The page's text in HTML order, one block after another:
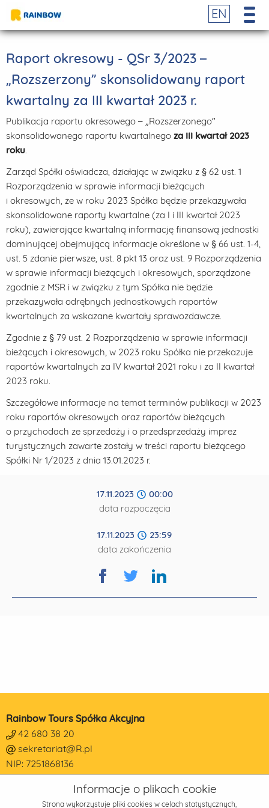
EN
Raport okresowy - QSr 3/2023 –
„Rozszerzony” skonsolidowany raport
kwartalny za III kwartał 2023 r.
Publikacja raportu okresowego – „Rozszerzonego”
skonsolidowanego raportu kwartalnego za III kwartał 2023
roku.
Zarząd Spółki oświadcza, działając w związku z § 62 ust. 1
Rozporządzenia w sprawie informacji bieżących
i okresowych, że w roku 2023 Spółka będzie przekazywała
skonsolidowane raporty kwartalne (za I i III kwartał 2023
roku), zawierające kwartalną informację finansową jednostki
dominującej obejmującą informacje określone w § 66 ust. 1-4,
ust. 5 zdanie pierwsze, ust. 8 pkt 13 oraz ust. 9 Rozporządzenia
w sprawie informacji bieżących i okresowych, sporządzone
zgodnie z MSR i w związku z tym Spółka nie będzie
przekazywała odrębnych jednostkowych raportów
kwartalnych za wskazane kwartały sprawozdawcze.
Zgodnie z § 79 ust. 2 Rozporządzenia w sprawie informacji
bieżących i okresowych, w 2023 roku Spółka nie przekazuje
raportów kwartalnych za IV kwartał 2021 roku i za II kwartał
2023 roku.
Szczegółowe informacje na temat terminów publikacji w 2023
roku raportów okresowych oraz raportów bieżących
o przychodach ze sprzedaży i o przedsprzedaży imprez
turystycznych zawarte zostały w treści raportu bieżącego
Spółki Nr 1/2023 z dnia 13.01.2023 r.
17.11.2023
00:00
data rozpoczęcia
17.11.2023
23:59
data zakończenia
Rainbow Tours Spółka Akcyjna
42 680 38 20
sekretariat@R.pl
NIP: 7251868136
REGON: 473190014
KRS: 0000178650Informacje o plikach cookie
Strona wykorzystuje pliki cookies w celach statystycznych,